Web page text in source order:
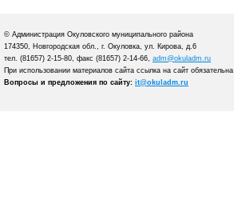
© Администрация Окуловского муниципального района
174350, Новгородская обл., г. Окуловка, ул. Кирова, д.6
тел. (81657) 2-15-80, факс (81657) 2-14-66, adm@okuladm.ru
При использовании материалов сайта ссылка на сайт обязательна
Вопросы и предложения по сайту: it@okuladm.ru